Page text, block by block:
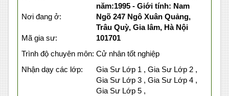
năm:1995 - Giới tính: Nam
Nơi đang ở:
Ngõ 247 Ngô Xuân Quảng,
Trâu Quỳ, Gia lâm, Hà Nội
Mã gia sư:
101701
Trình độ chuyên môn: Cử nhân tốt nghiệp
Nhận dạy các lớp:
Gia Sư Lớp 1 , Gia Sư Lớp 2 ,
Gia Sư Lớp 3 , Gia Sư Lớp 4 ,
Gia Sư Lớp 5 ,